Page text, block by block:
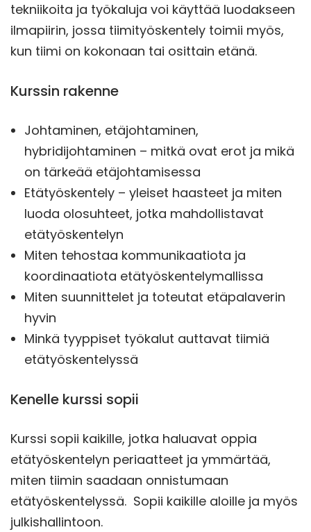
tekniikoita ja työkaluja voi käyttää luodakseen
ilmapiirin, jossa tiimityöskentely toimii myös,
kun tiimi on kokonaan tai osittain etänä.
Kurssin rakenne
Johtaminen, etäjohtaminen,
hybridijohtaminen – mitkä ovat erot ja mikä
on tärkeää etäjohtamisessa
Etätyöskentely – yleiset haasteet ja miten
luoda olosuhteet, jotka mahdollistavat
etätyöskentelyn
Miten tehostaa kommunikaatiota ja
koordinaatiota etätyöskentelymallissa
Miten suunnittelet ja toteutat etäpalaverin
hyvin
Minkä tyyppiset työkalut auttavat tiimiä
etätyöskentelyssä
Kenelle kurssi sopii
Kurssi sopii kaikille, jotka haluavat oppia
etätyöskentelyn periaatteet ja ymmärtää,
miten tiimin saadaan onnistumaan
etätyöskentelyssä. Sopii kaikille aloille ja myös
julkishallintoon.